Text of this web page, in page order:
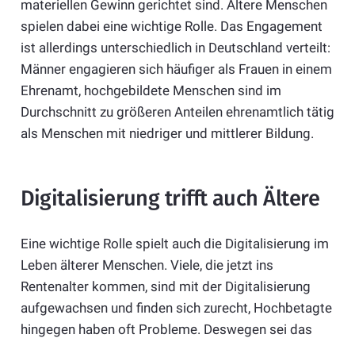
materiellen Gewinn gerichtet sind. Ältere Menschen
spielen dabei eine wichtige Rolle. Das Engagement
ist allerdings unterschiedlich in Deutschland verteilt:
Männer engagieren sich häufiger als Frauen in einem
Ehrenamt, hochgebildete Menschen sind im
Durchschnitt zu größeren Anteilen ehrenamtlich tätig
als Menschen mit niedriger und mittlerer Bildung.
Digitalisierung trifft auch Ältere
Eine wichtige Rolle spielt auch die Digitalisierung im
Leben älterer Menschen. Viele, die jetzt ins
Rentenalter kommen, sind mit der Digitalisierung
aufgewachsen und finden sich zurecht, Hochbetagte
hingegen haben oft Probleme. Deswegen sei das